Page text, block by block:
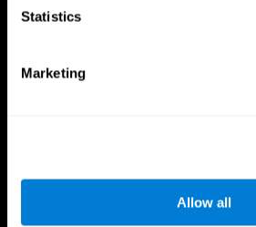
Statistics
Marketing
Allow all